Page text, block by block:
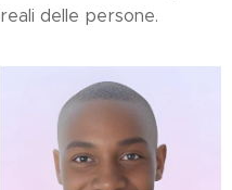
reali delle persone.